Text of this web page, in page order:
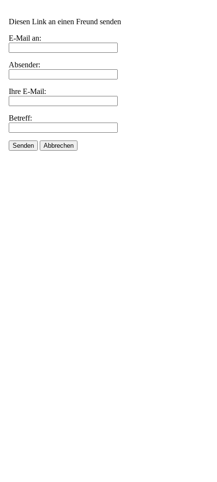
Diesen Link an einen Freund senden
E-Mail an:
Absender:
Ihre E-Mail:
Betreff:
Senden Abbrechen